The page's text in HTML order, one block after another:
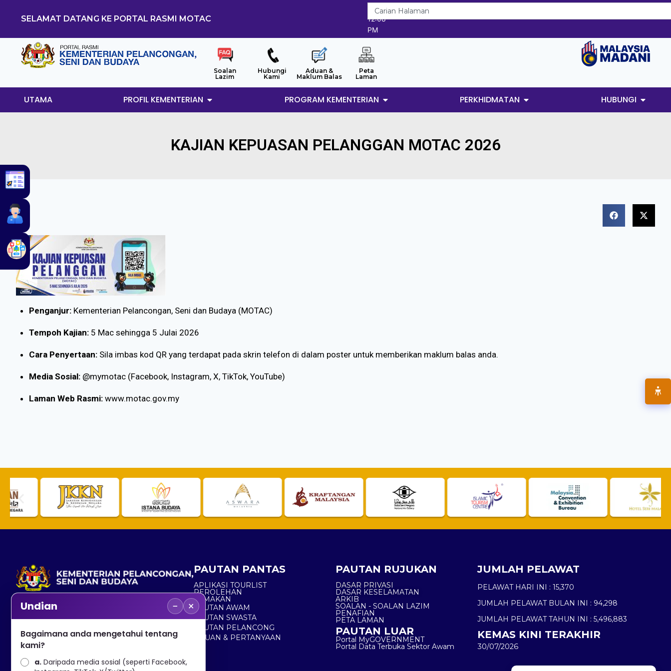
SELAMAT DATANG KE PORTAL RASMI MOTAC
6/8/2026
12:08
PM
Soalan
Lazim
Hubungi
Kami
Aduan &
Maklum Balas
Peta
Laman
UTAMA PROFIL KEMENTERIAN PROGRAM KEMENTERIAN PERKHIDMATAN HUBUNGI
KAJIAN KEPUASAN PELANGGAN MOTAC 2026
Penganjur:Kementerian Pelancongan, Seni dan Budaya (MOTAC)
Tempoh Kajian:5 Mac sehingga 5 Julai 2026
Cara Penyertaan:Sila imbas kod QR yang terdapat pada skrin telefon di dalam poster untuk memberikan maklum balas anda.
Media Sosial:@mymotac (Facebook, Instagram, X, TikTok, YouTube)
Laman Web Rasmi:www.motac.gov.my
No. 2, Menara 1, Jalan P5/6, Presint 5,
+603 8000 8000
+603 8891 7100
PAUTAN PANTAS
APLIKASI TOURLIST
PEROLEHAN
SEMAKAN
PAUTAN AWAM
PAUTAN SWASTA
PAUTAN PELANCONG
ADUAN & PERTANYAAN
PAUTAN RUJUKAN
DASAR PRIVASI
DASAR KESELAMATAN
ARKIB
SOALAN - SOALAN LAZIM
PENAFIAN
PETA LAMAN
PAUTAN LUAR
Portal MyGOVERNMENT
Portal Data Terbuka Sektor Awam
JUMLAH PELAWAT
PELAWAT HARI INI : 15,370
JUMLAH PELAWAT BULAN INI : 94,298
JUMLAH PELAWAT TAHUN INI : 5,496,883
KEMAS KINI TERAKHIR
30/07/2026
Undian − ×
Bagaimana anda mengetahui tentang
kami?
a. Daripada media sosial (seperti Facebook,